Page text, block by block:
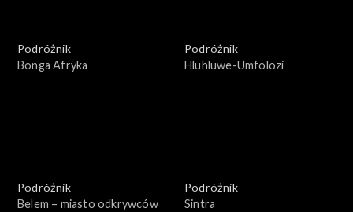
Podróżnik
Bonga Afryka
Podróżnik
Hluhluwe-Umfolozi
Podróżnik
Belem – miasto odkrywców
Podróżnik
Sintra